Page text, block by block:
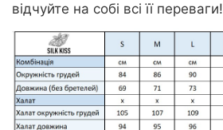
відчуйте на собі всі її переваги!